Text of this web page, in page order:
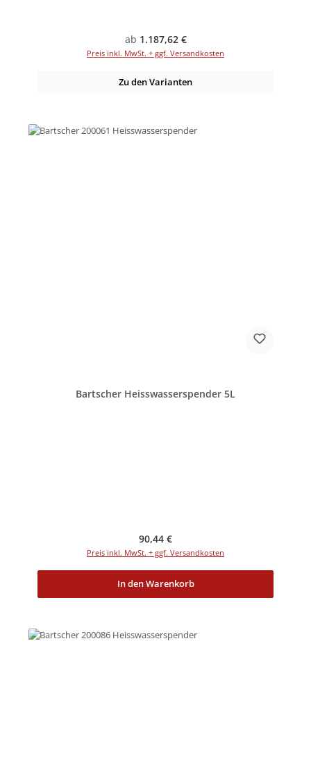
Regulärer Preis:
ab 1.187,62 €
Preis inkl. MwSt. + ggf. Versandkosten
Zu den Varianten
Bartscher Heisswasserspender 5L
Regulärer Preis:
90,44 €
Preis inkl. MwSt. + ggf. Versandkosten
In den Warenkorb